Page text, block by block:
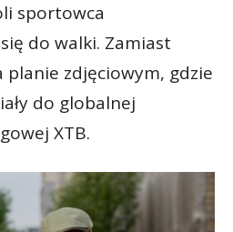
sportowca
do walki. Zamiast
planie zdjęciowym, gdzie
do globalnej
XTB.